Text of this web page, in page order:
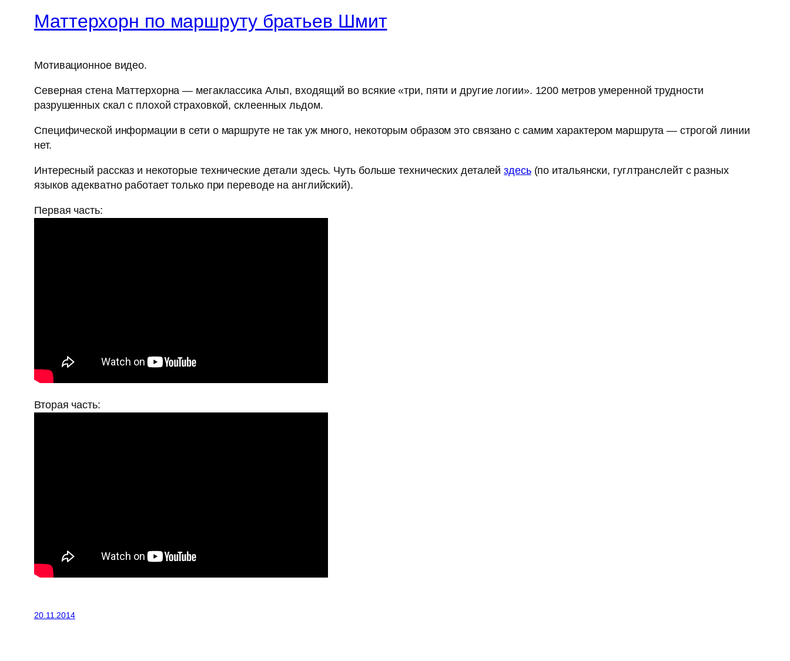
Маттерхорн по маршруту братьев Шмит
Мотивационное видео.
Северная стена Маттерхорна — мегаклассика Альп, входящий во всякие «три, пяти и другие логии». 1200 метров умеренной трудности
разрушенных скал с плохой страховкой, склеенных льдом.
Специфической информации в сети о маршруте не так уж много, некоторым образом это связано с самим характером маршрута — строгой линии
нет.
Интересный рассказ и некоторые технические детали здесь. Чуть больше технических деталейздесь(по итальянски, гуглтранслейт с разных
языков адекватно работает только при переводе на английский).
Первая часть:
Вторая часть:
20.11.2014